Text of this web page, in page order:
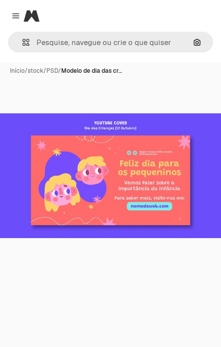
Close menu
Magnific
Início/stock/PSD/Modelo de dia das cr…